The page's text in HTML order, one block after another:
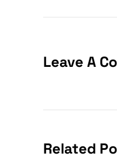
Leave A
Related